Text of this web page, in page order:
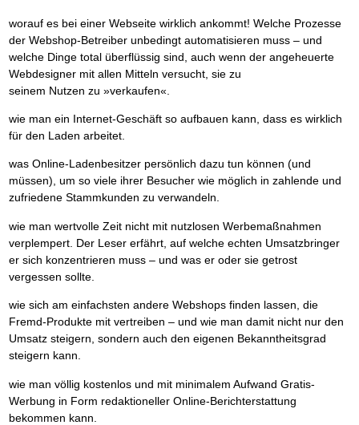
worauf es bei einer Webseite wirklich ankommt! Welche Prozesse
der Webshop-Betreiber unbedingt automatisieren muss – und
welche Dinge total überflüssig sind, auch wenn der angeheuerte
Webdesigner mit allen Mitteln versucht, sie zu
seinem Nutzen zu »verkaufen«.
wie man ein Internet-Geschäft so aufbauen kann, dass es wirklich
für den Laden arbeitet.
was Online-Ladenbesitzer persönlich dazu tun können (und
müssen), um so viele ihrer Besucher wie möglich in zahlende und
zufriedene Stammkunden zu verwandeln.
wie man wertvolle Zeit nicht mit nutzlosen Werbemaßnahmen
verplempert. Der Leser erfährt, auf welche echten Umsatzbringer
er sich konzentrieren muss – und was er oder sie getrost
vergessen sollte.
wie sich am einfachsten andere Webshops finden lassen, die
Fremd-Produkte mit vertreiben – und wie man damit nicht nur den
Umsatz steigern, sondern auch den eigenen Bekanntheitsgrad
steigern kann.
wie man völlig kostenlos und mit minimalem Aufwand Gratis-
Werbung in Form redaktioneller Online-Berichterstattung
bekommen kann.